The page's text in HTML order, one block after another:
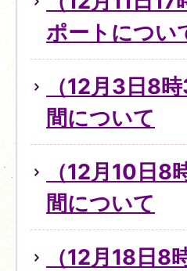
ポートについ
（12月3日8
間について
（12月10日
間について
（12月18日